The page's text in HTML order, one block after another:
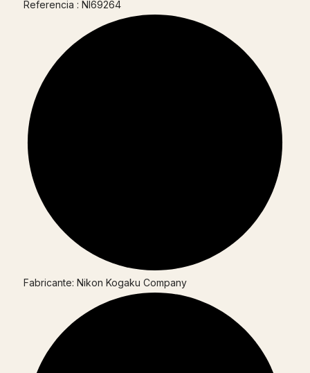
Referencia : NI69264
Fabricante: Nikon Kogaku Company